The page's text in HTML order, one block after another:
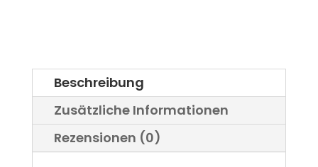
Menge
Beschreibung
Zusätzliche Informationen
Rezensionen (0)